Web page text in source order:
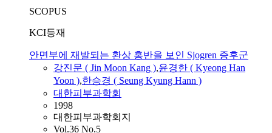
SCOPUS
KCI등재
안면부에 재발되는 환상 홍반을 보인 Sjogren 증후군
강진문 ( Jin Moon Kang ),윤경한 ( Kyeong Han
Yoon ),한승경 ( Seung Kyung Hann )
대한피부과학회
1998
대한피부과학회지
Vol.36 No.5